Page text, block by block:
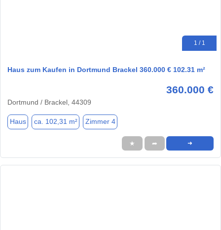
1 / 1
Haus zum Kaufen in Dortmund Brackel 360.000 € 102.31 m²
360.000 €
Dortmund / Brackel, 44309
Haus ca. 102,31 m² Zimmer 4
★ ➦ ➜